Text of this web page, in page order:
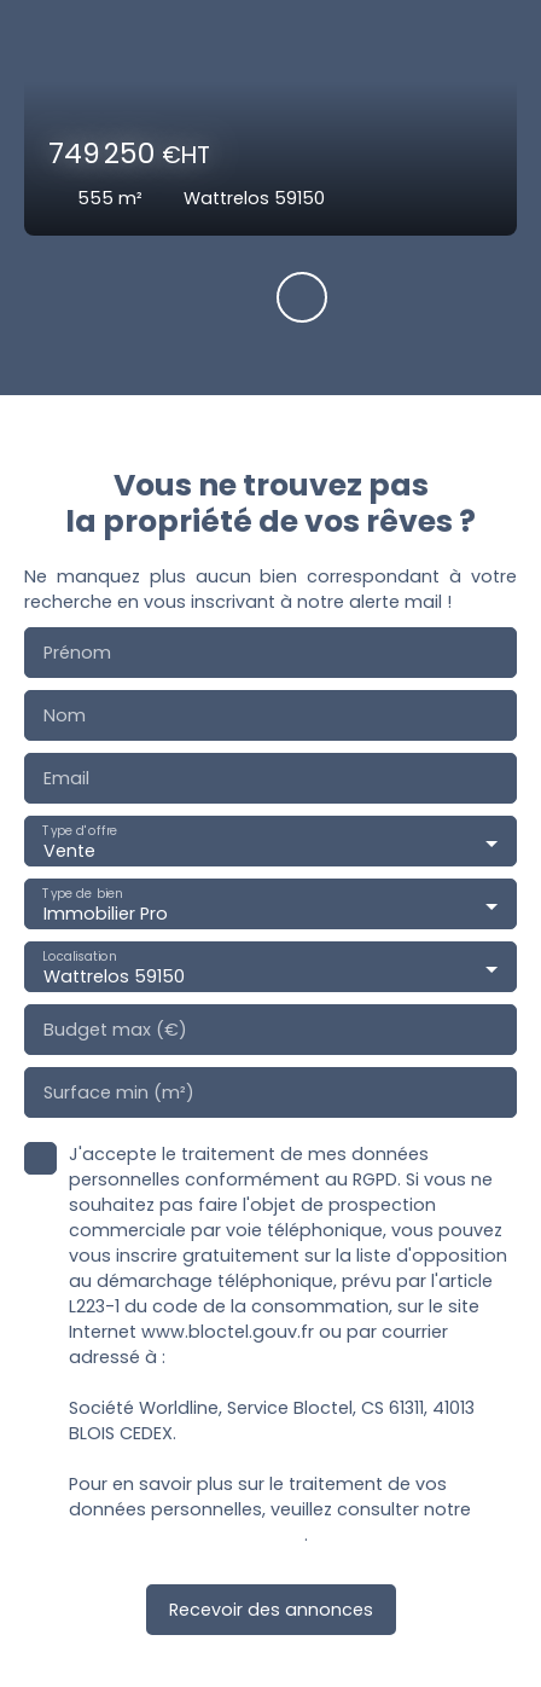
749 250 €HT
555 m² Wattrelos 59150
Vous ne trouvez pas
la propriété de vos rêves ?
Ne manquez plus aucun bien correspondant à votre
recherche en vous inscrivant à notre alerte mail !
Prénom
Nom
Email
Vente
Type d'offre
Immobilier Pro
Type de bien
Wattrelos 59150
Localisation
Budget max (€)
Surface min (m²)
J'accepte le traitement de mes données
personnelles conformément au RGPD. Si vous ne
souhaitez pas faire l'objet de prospection
commerciale par voie téléphonique, vous pouvez
vous inscrire gratuitement sur la liste d'opposition
au démarchage téléphonique, prévu par l'article
L223-1 du code de la consommation, sur le site
Internet www.bloctel.gouv.fr ou par courrier
adressé à :
Société Worldline, Service Bloctel, CS 61311, 41013
BLOIS CEDEX.
Pour en savoir plus sur le traitement de vos
données personnelles, veuillez consulter notre
.
Recevoir des annonces